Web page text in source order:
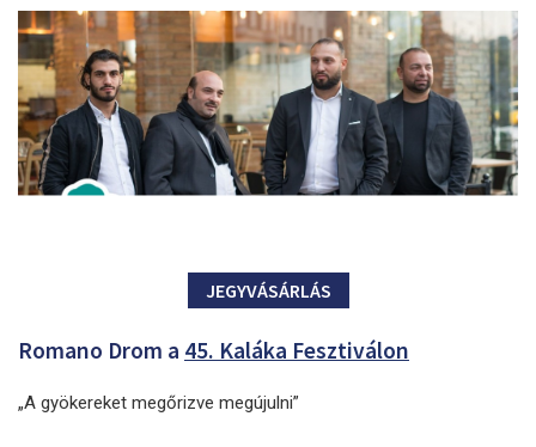
JEGYVÁSÁRLÁS
Romano Drom a 45. Kaláka Fesztiválon
„A gyökereket megőrizve megújulni”